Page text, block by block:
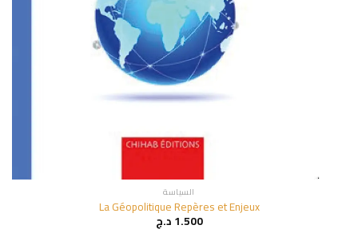
السياسة
La Géopolitique Repères et Enjeux
1.500د.ج